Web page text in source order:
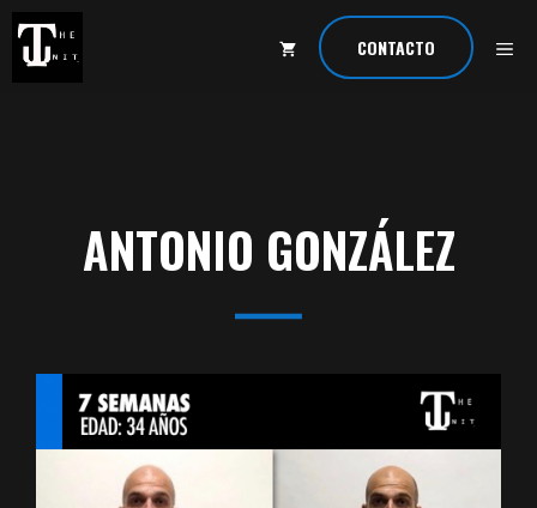
contenido
CONTACTO
ANTONIO GONZÁLEZ